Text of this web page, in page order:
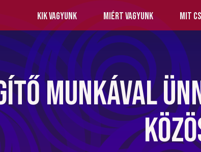
Kik vagyunk Miért vagyunk Mit
munkával